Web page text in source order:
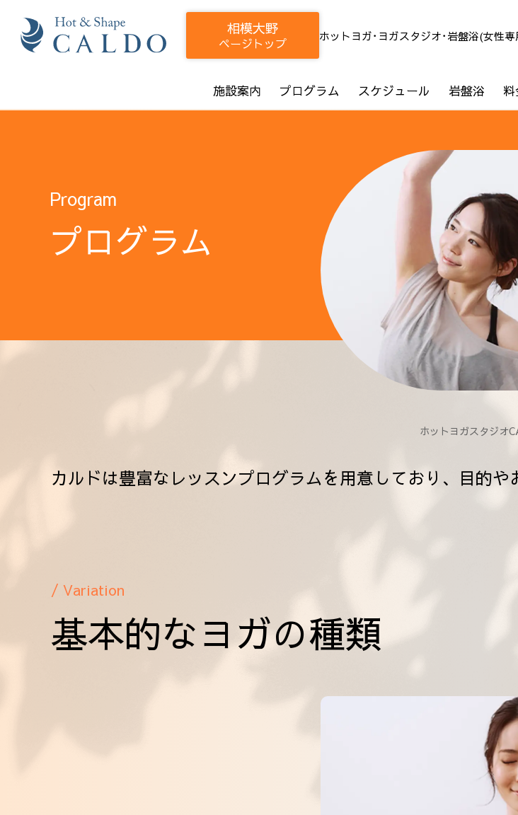
相模大野
ページトップ
ホットヨガ･ヨガスタジオ･岩盤浴(女性専
施設案内 プログラム スケジュール 岩盤浴
Program
プログラム
ホットヨガスタジオ
カルドは豊富なレッスンプログラムを用意しており、目的や
/ Variation
基本的なヨガの種類